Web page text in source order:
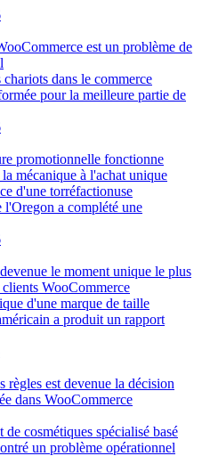
est un problème de
dans le commerce
pour la meilleure partie de
promotionnelle fonctionne
mécanique à l'achat unique
d'une torréfactionuse
l'Oregon a complété une
le moment unique le plus
WooCommerce
d'une marque de taille
a produit un rapport
est devenue la décision
dans WooCommerce
cosmétiques spécialisé basé
un problème opérationnel